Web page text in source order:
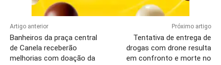
Artigo anterior
Banheiros da praça central
de Canela receberão
melhorias com doação da
Próximo artigo
Tentativa de entrega de
drogas com drone resulta
em confronto e morte no